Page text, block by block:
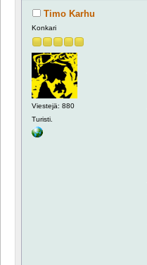
Timo Karhu
Konkari
Viestejä: 880
Turisti.